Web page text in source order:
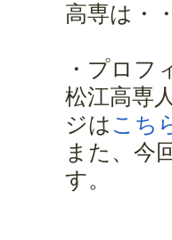
高専は・
・プロフ
松江高専
ジは こち
また、今
す。